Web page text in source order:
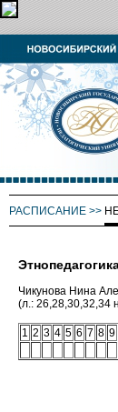
РАСПИСАНИЕ >>
Чикунова Нина
(л.: 26,28,30,32,34
1 2 3 4 5 6 7 8 9